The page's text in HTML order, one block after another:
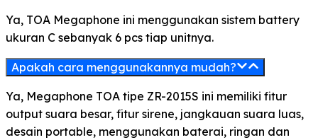
Ya, TOA Megaphone ini menggunakan sistem battery
ukuran C sebanyak 6 pcs tiap unitnya.
Apakah cara menggunakannya mudah?
Ya, Megaphone TOA tipe ZR-2015S ini memiliki fitur
output suara besar, fitur sirene, jangkauan suara luas,
desain portable, menggunakan baterai, ringan dan